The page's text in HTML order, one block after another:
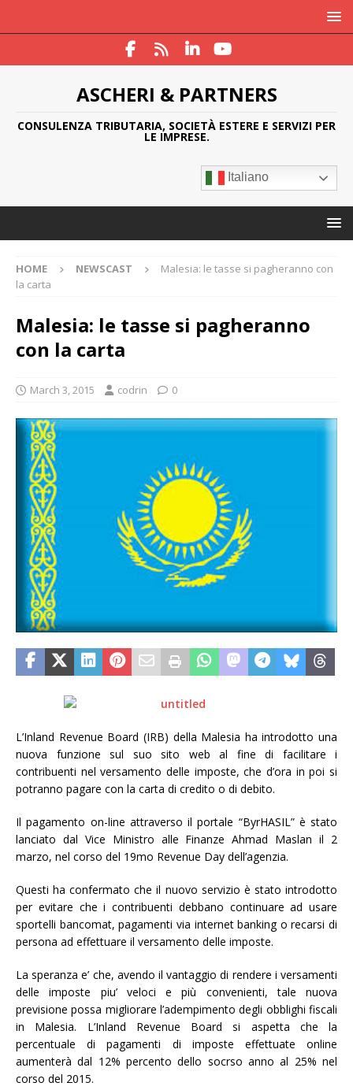
ASCHERI & PARTNERS
CONSULENZA TRIBUTARIA, SOCIETÀ ESTERE E SERVIZI PER
LE IMPRESE.
Italiano
HOME NEWSCAST
Malesia: le tasse si pagheranno con
la carta
Malesia: le tasse si pagheranno
con la carta
March 3, 2015 codrin 0
L’Inland Revenue Board (IRB) della Malesia ha introdotto una
nuova funzione sul suo sito web al fine di facilitare i
contribuenti nel versamento delle imposte, che d’ora in poi si
potranno pagare con la carta di credito o di debito.
Il pagamento on-line attraverso il portale “ByrHASIL” è stato
lanciato dal Vice Ministro alle Finanze Ahmad Maslan il 2
marzo, nel corso del 19mo Revenue Day dell’agenzia.
Questi ha confermato che il nuovo servizio è stato introdotto
per evitare che i contribuenti debbano continuare ad usare
sportelli bancomat, pagamenti via internet banking o recarsi di
persona ad effettuare il versamento delle imposte.
La speranza e’ che, avendo il vantaggio di rendere i versamenti
delle imposte piu’ veloci e più convenienti, tale nuova
previsione possa migliorare l’adempimento degli obblighi fiscali
in Malesia. L’Inland Revenue Board si aspetta che la
percentuale di pagamenti di imposte effettuate online
aumenterà dal 12% percento dello socrso anno al 25% nel
corso del 2015.